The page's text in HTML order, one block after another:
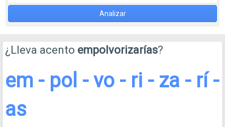
Analizar
¿Lleva acento empolvorizarías?
em - pol - vo - ri - za - rí -
as